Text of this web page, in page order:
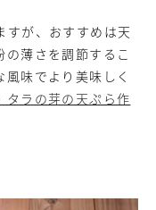
すが、おすすめは天
薄さを調節するこ
味でより美味しく
タラの芽の天ぷら作